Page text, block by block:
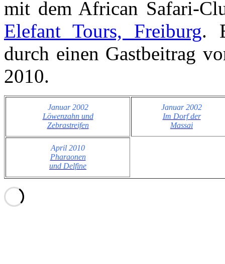
mit dem African Safari-
Elefant Tours, Freiburg.
durch einen Gastbeitrag
2010.
Januar 2002
Löwenzahn und
Zebrastreifen
Januar 2002
Im Dorf der
Massai
April 2010
Pharaonen
und Delfine